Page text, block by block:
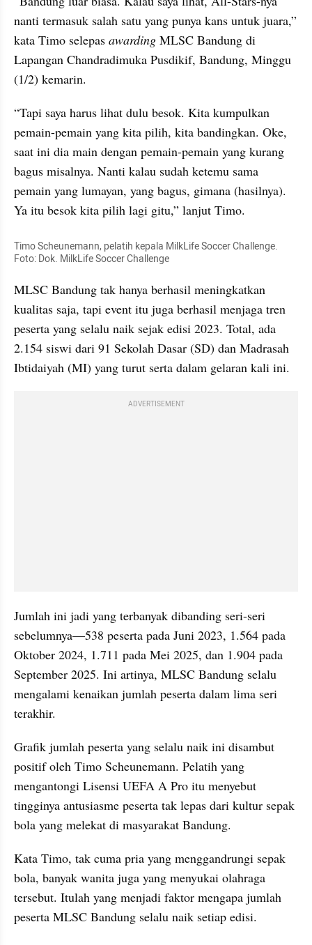
nanti termasuk salah satu yang punya kans untuk juara,”
kata Timo selepas awarding MLSC Bandung di
Lapangan Chandradimuka Pusdikif, Bandung, Minggu
(1/2) kemarin.
“Tapi saya harus lihat dulu besok. Kita kumpulkan
pemain-pemain yang kita pilih, kita bandingkan. Oke,
saat ini dia main dengan pemain-pemain yang kurang
bagus misalnya. Nanti kalau sudah ketemu sama
pemain yang lumayan, yang bagus, gimana (hasilnya).
Ya itu besok kita pilih lagi gitu,” lanjut Timo.
Timo Scheunemann, pelatih kepala MilkLife Soccer Challenge.
Foto: Dok. MilkLife Soccer Challenge
MLSC Bandung tak hanya berhasil meningkatkan
kualitas saja, tapi event itu juga berhasil menjaga tren
peserta yang selalu naik sejak edisi 2023. Total, ada
2.154 siswi dari 91 Sekolah Dasar (SD) dan Madrasah
Ibtidaiyah (MI) yang turut serta dalam gelaran kali ini.
ADVERTISEMENT
Jumlah ini jadi yang terbanyak dibanding seri-seri
sebelumnya—538 peserta pada Juni 2023, 1.564 pada
Oktober 2024, 1.711 pada Mei 2025, dan 1.904 pada
September 2025. Ini artinya, MLSC Bandung selalu
mengalami kenaikan jumlah peserta dalam lima seri
terakhir.
Grafik jumlah peserta yang selalu naik ini disambut
positif oleh Timo Scheunemann. Pelatih yang
mengantongi Lisensi UEFA A Pro itu menyebut
tingginya antusiasme peserta tak lepas dari kultur sepak
bola yang melekat di masyarakat Bandung.
Kata Timo, tak cuma pria yang menggandrungi sepak
bola, banyak wanita juga yang menyukai olahraga
tersebut. Itulah yang menjadi faktor mengapa jumlah
peserta MLSC Bandung selalu naik setiap edisi.